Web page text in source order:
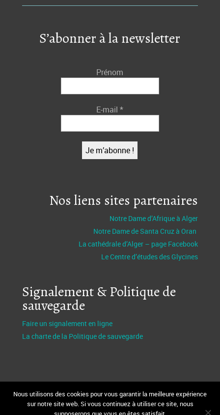
S’abonner à la newsletter
Prénom
E-mail*
Nos liens sites partenaires
Notre Dame d’Afrique à Alger
Notre Dame de Santa Cruz à Oran
La cathédrale d’Alger – page Facebook
Le Centre d’études des Glycines
Signalement & Politique de
sauvegarde
Faire un signalement en ligne
La charte de la Politique de sauvegarde
Nous utilisons des cookies pour vous garantir la meilleure expérience
sur notre site web. Si vous continuez à utiliser ce site, nous